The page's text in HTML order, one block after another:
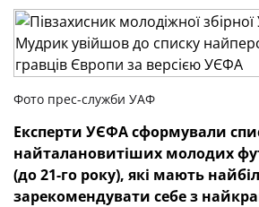
Фото прес-служби УАФ
Експерти УЄФА сформували
найталановитіших молодих
(до 21-го року), які мають
зарекомендувати себе з